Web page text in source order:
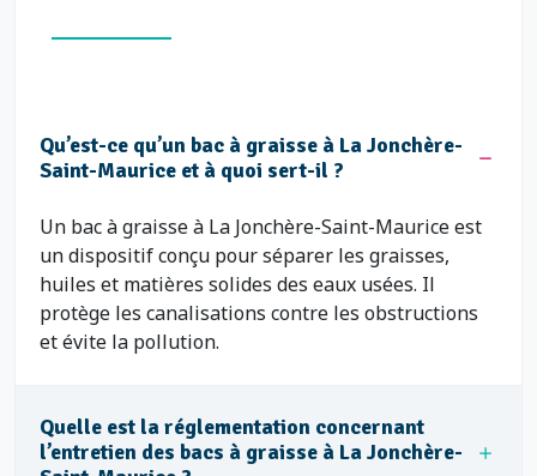
Qu’est-ce qu’un bac à graisse à La Jonchère-
Saint-Maurice et à quoi sert-il ?
Un bac à graisse à La Jonchère-Saint-Maurice est
un dispositif conçu pour séparer les graisses,
huiles et matières solides des eaux usées. Il
protège les canalisations contre les obstructions
et évite la pollution.
Quelle est la réglementation concernant
l’entretien des bacs à graisse à La Jonchère-